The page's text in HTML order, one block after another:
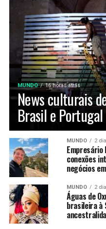
MUNDO 16 horas atrás
News culturais
Brasil e Portugal
MUNDO 2
Empresário
conexões
negócios
MUNDO 2
Águas de
brasileira à